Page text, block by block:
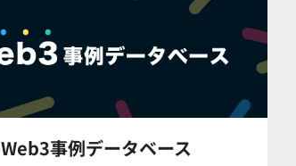
Web3事例データベース